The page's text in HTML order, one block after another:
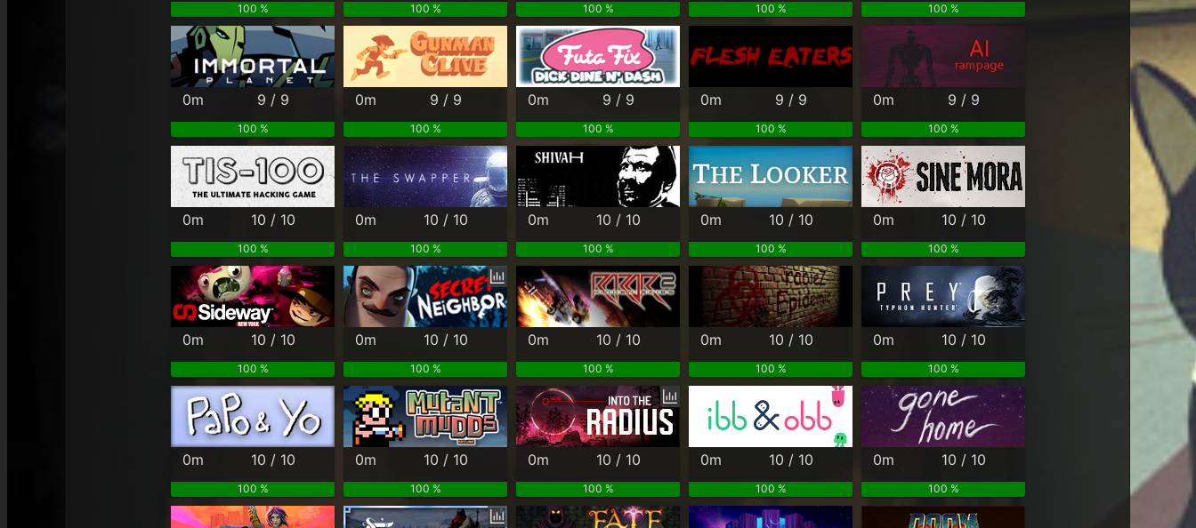
100 % 100 % 100 % 100 % 100 %
0m 9 / 9
100 %
0m 9 / 9
100 %
0m 9 / 9
100 %
0m 9 / 9
100 %
0m 9 / 9
100 %
0m 10 / 10
100 %
0m 10 / 10
100 %
0m 10 / 10
100 %
0m 10 / 10
100 %
0m 10 / 10
100 %
0m 10 / 10
100 %
0m 10 / 10
100 %
0m 10 / 10
100 %
0m 10 / 10
100 %
0m 10 / 10
100 %
0m 10 / 10
100 %
0m 10 / 10
100 %
0m 10 / 10
100 %
0m 10 / 10
100 %
0m 10 / 10
100 %